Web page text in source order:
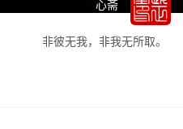
心斋
非彼无我，非我无所取。